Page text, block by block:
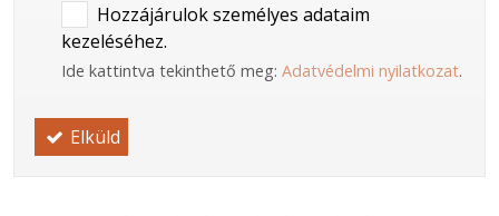
Hozzájárulok személyes adataim
kezeléséhez.
Ide kattintva tekinthető meg: Adatvédelmi nyilatkozat.
Elküld